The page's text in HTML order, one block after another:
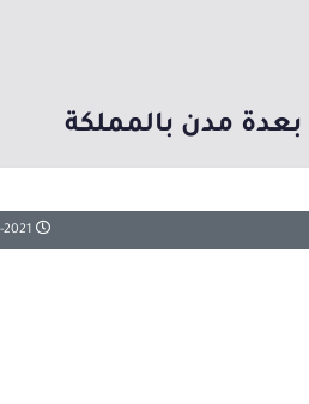
مدن بالمملكة